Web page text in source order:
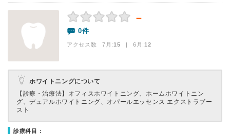
－
0件
アクセス数 7月:15 | 6月:12
ホワイトニングについて
【診療・治療法】 オフィスホワイトニング、ホームホワイトニン
グ、デュアルホワイトニング、オパールエッセンス エクストラブー
スト
診療科目：